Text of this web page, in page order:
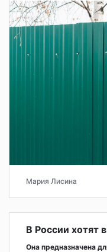
Мария Лисина
В России хотят
Она предназначена